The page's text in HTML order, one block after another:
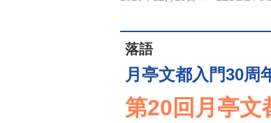
落語
月亭文都入門30
第20回月亭